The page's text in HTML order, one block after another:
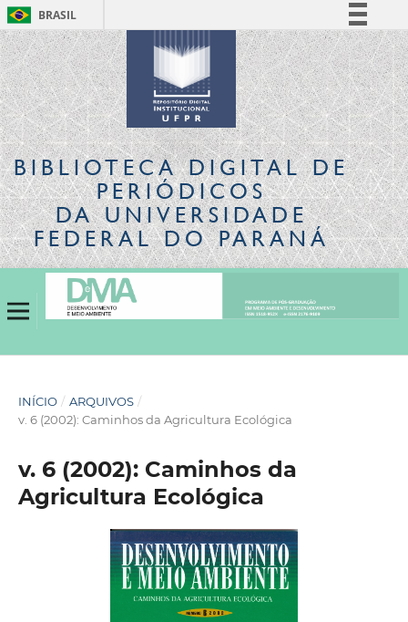
BRASIL
Simplifique!
Comunica BR
Participe
Acesso à informação
Legislação
Canais
BIBLIOTECA DIGITALDE
PERIÓDICOS
DA UNIVERSIDADE
FEDERAL DO PARANÁ
INÍCIO / ARQUIVOS /
v. 6 (2002): Caminhos da Agricultura Ecológica
v. 6 (2002): Caminhos da
Agricultura Ecológica